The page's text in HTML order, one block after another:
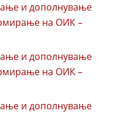
и дополнување
на ОИК –
и дополнување
на ОИК –
и дополнување